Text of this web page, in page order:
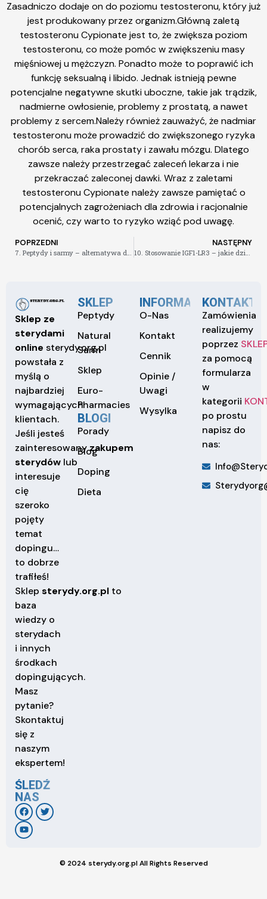
Zasadniczo dodaje on do poziomu testosteronu, który już
jest produkowany przez organizm.Główną zaletą
testosteronu Cypionate jest to, że zwiększa poziom
testosteronu, co może pomóc w zwiększeniu masy
mięśniowej u mężczyzn. Ponadto może to poprawić ich
funkcję seksualną i libido. Jednak istnieją pewne
potencjalne negatywne skutki uboczne, takie jak trądzik,
nadmierne owłosienie, problemy z prostatą, a nawet
problemy z sercem.Należy również zauważyć, że nadmiar
testosteronu może prowadzić do zwiększonego ryzyka
chorób serca, raka prostaty i zawału mózgu. Dlatego
zawsze należy przestrzegać zaleceń lekarza i nie
przekraczać zaleconej dawki. Wraz z zaletami
testosteronu Cypionate należy zawsze pamiętać o
potencjalnych zagrożeniach dla zdrowia i racjonalnie
ocenić, czy warto to ryzyko wziąć pod uwagę.
POPRZEDNI NASTĘPNY
Sklep ze
sterydami
online sterydy.org.pl
powstała z
myślą o
najbardziej
wymagających
klientach.
Jeśli jesteś
zainteresowanyzakupem
sterydów lub
interesuje
cię
szeroko
pojęty
temat
dopingu…
to dobrze
trafiłeś!
Sklep sterydy.org.pl to
baza
wiedzy o
sterydach
i innych
środkach
dopingujących.
Masz
pytanie?
Skontaktuj
się z
naszym
ekspertem!
ŚLEDŹ
NAS
SKLEP
Peptydy
Natural
Sarm
Sklep
Euro-
Pharmacies
BLOGI
Porady
Blog
Doping
Dieta
INFORMACJE
O-Nas
Kontakt
Cennik
Opinie /
Uwagi
Wysylka
KONTAKT
Zamówienia
realizujemy
poprzez
za pomocą
formularza
w
kategorii
po prostu
napisz do
nas:
© 2024 sterydy.org.pl All Rights Reserved